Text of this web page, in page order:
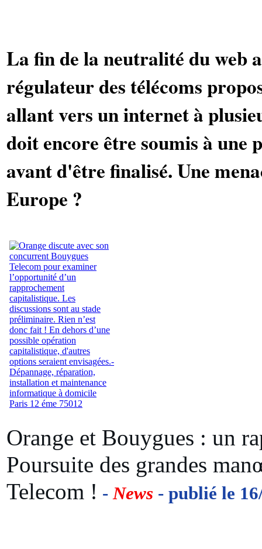
La fin de la neutralité du web
régulateur des télécoms
allant vers un internet à
doit encore être soumis à une
avant d'être finalisé. Une
Europe ?
Orange et Bouygues : un
Poursuite des grandes
Telecom ! -News - publié le